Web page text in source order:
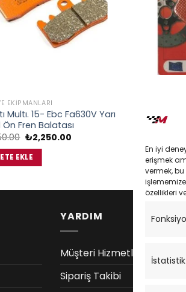
En iyi
erişmek
vermek,
özellikleri
İstatistik
EKIPMANLARI
Multı. 15- Ebc Fa630V Yarı
Fren Balatası
Orijinal
fiyat:
₺2,650.00.
₺2,250.00Şu
EKLE
Bmw C
Arka Fren
SEPETE
YARDIM
Müşteri Hizmetleri
Sipariş Takibi